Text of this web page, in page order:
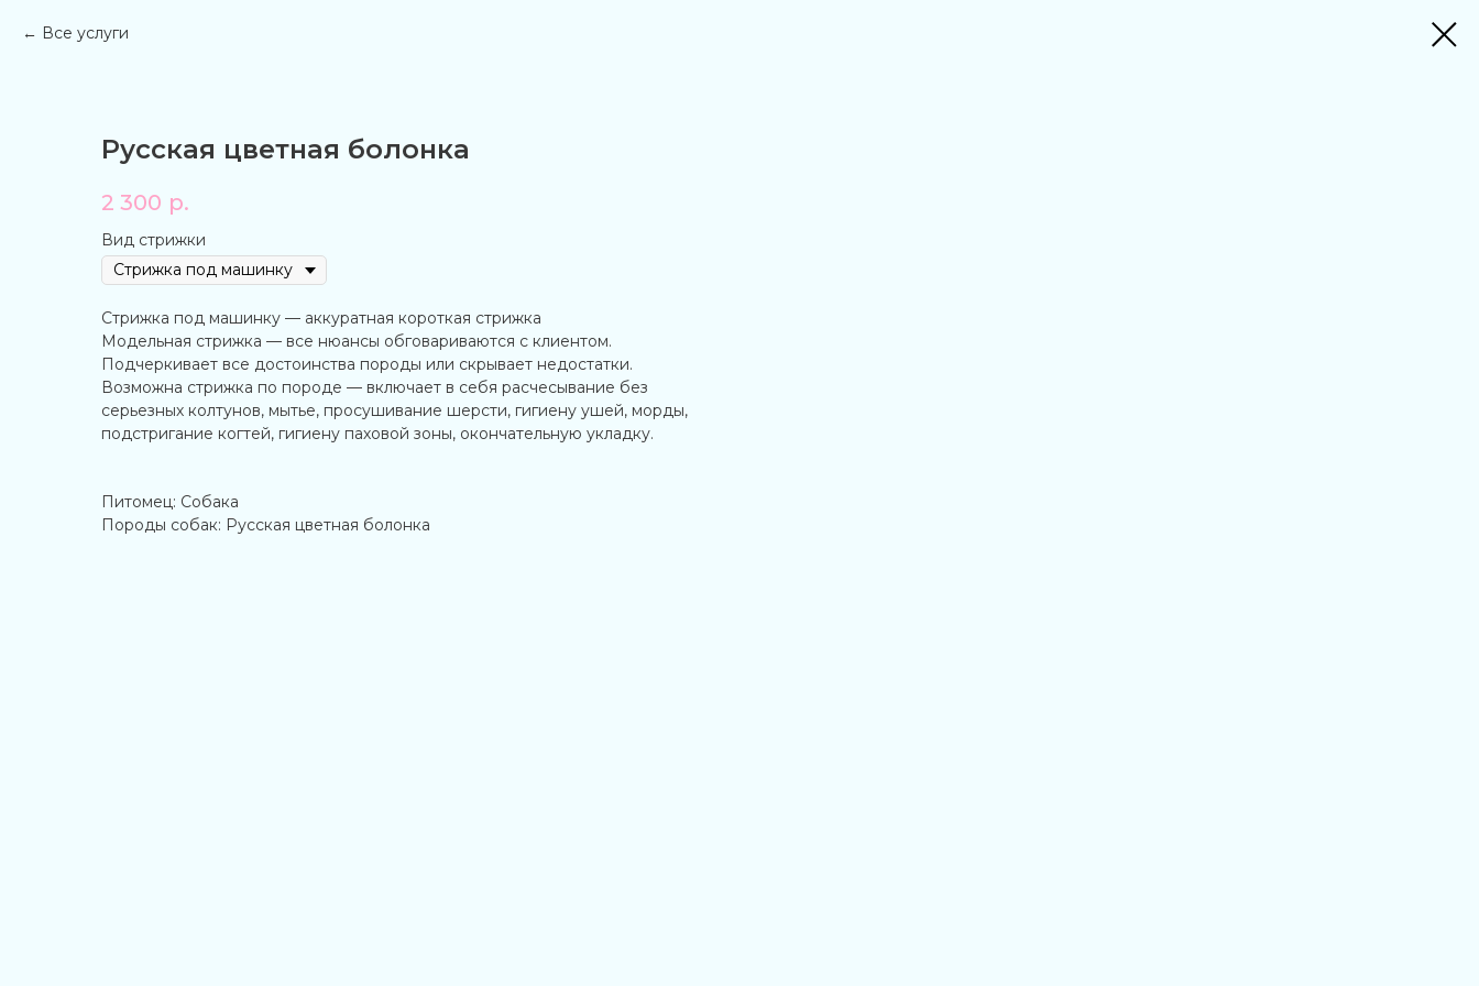
Все услуги
Русская цветная болонка
2 300 р.
Вид стрижки
Стрижка под машинку — аккуратная короткая стрижка
Модельная стрижка — все нюансы обговариваются с клиентом.
Подчеркивает все достоинства породы или скрывает недостатки.
Возможна стрижка по породе — включает в себя расчесывание без
серьезных колтунов, мытье, просушивание шерсти, гигиену ушей, морды,
подстригание когтей, гигиену паховой зоны, окончательную укладку.
Питомец: Собака
Породы собак: Русская цветная болонка